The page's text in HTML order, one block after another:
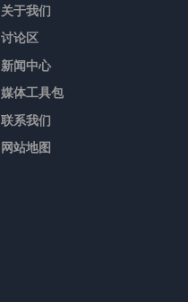
关于我们
讨论区
新闻中心
媒体工具包
联系我们
网站地图